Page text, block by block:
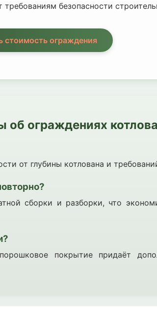
безопасности
стоимость ограждения
об ограждениях
от глубины котлована и
сборки и разборки, что
покрытие придаёт